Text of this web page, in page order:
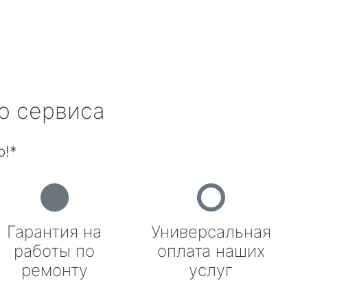
сервиса
Гарантия на
работы по
ремонту
Универсальная
оплата наших
услуг